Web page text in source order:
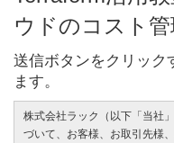
ウドのコスト管
送信ボタンをクリック
ます。
株式会社ラック（以下「当社
づいて、お客様、お取引先様